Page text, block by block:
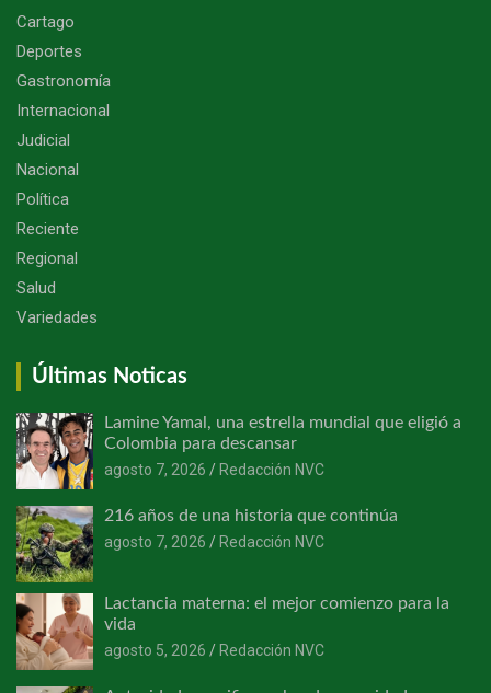
Cartago
Deportes
Gastronomía
Internacional
Judicial
Nacional
Política
Reciente
Regional
Salud
Variedades
Últimas Noticas
Lamine Yamal, una estrella mundial que eligió a
Colombia para descansar
agosto 7, 2026
Redacción NVC
216 años de una historia que continúa
agosto 7, 2026
Redacción NVC
Lactancia materna: el mejor comienzo para la
vida
agosto 5, 2026
Redacción NVC